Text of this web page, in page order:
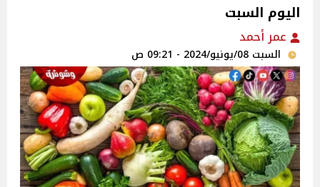
اليوم السبت
عمر أحمد
السبت 08/يونيو/2024 - 09:21 ص